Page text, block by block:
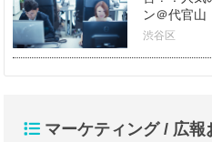
ン＠代官山
渋谷区
マーケティング / 広報